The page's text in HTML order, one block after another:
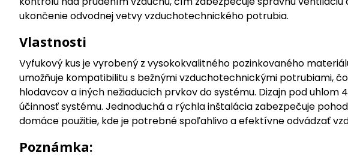
ukončenie odvodnej vetvy vzduchotechnického potrubia.
Vlastnosti
Vyfukový kus je vyrobený z vysokokvalitného pozinkovaného
umožňuje kompatibilitu s bežnými vzduchotechnickými potrubiami,
hlodavcov a iných nežiaducich prvkov do systému. Dizajn pod
účinnosť systému. Jednoduchá a rýchla inštalácia zabezpečuje
domáce použitie, kde je potrebné spoľahlivo a efektívne odvádzať
Poznámka: